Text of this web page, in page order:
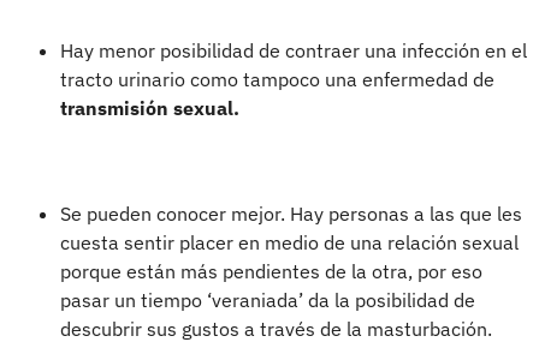
Hay menor posibilidad de contraer una infección en el
tracto urinario como tampoco una enfermedad de
transmisión sexual.
Se pueden conocer mejor. Hay personas a las que les
cuesta sentir placer en medio de una relación sexual
porque están más pendientes de la otra, por eso
pasar un tiempo ‘veraniada’ da la posibilidad de
descubrir sus gustos a través de la masturbación.